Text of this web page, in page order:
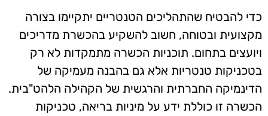
כדי להבטיח שהתהליכים הטנטריים יתקיימו בצורה
מקצועית ובטוחה, חשוב להשקיע בהכשרת מדריכים
ויועצים בתחום. תוכניות הכשרה מתמקדות לא רק
בטכניקות טנטריות אלא גם בהבנה מעמיקה של
הדינמיקה החברתית והרגשית של הקהילה הלהט"בית.
הכשרה זו כוללת ידע על מיניות בריאה, טכניקות